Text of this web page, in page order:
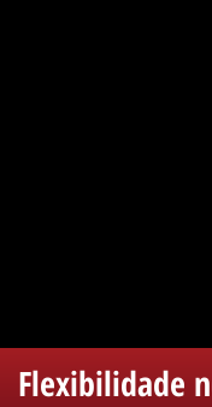
Flexibilidade